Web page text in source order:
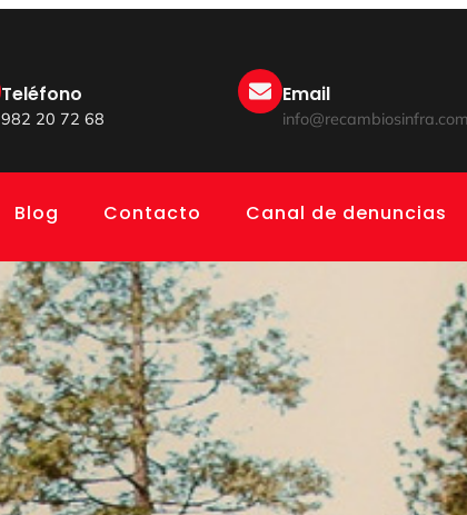
Teléfono
982 20 72 68
Email
info@recambiosinfra.com
Blog Contacto Canal de denuncias